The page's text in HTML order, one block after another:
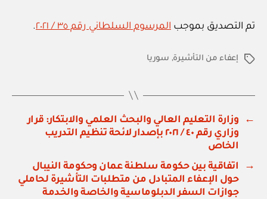
تم التصديق بموجب المرسوم السلطاني رقم ٣٥ / ٢٠٢١ .
الوسومإعفاء من التأشيرة, سوريا
←
وزارة التعليم العالي والبحث العلمي والابتكار: قرار
وزاري رقم ٤٠ / ٢٠٢١ بإصدار لائحة تنظيم التدريب
الخاص
→
اتفاقية بين حكومة سلطنة عمان وحكومة النيبال
حول الإعفاء المتبادل من متطلبات التأشيرة لحاملي
جوازات السفر الدبلوماسية والخاصة والخدمة